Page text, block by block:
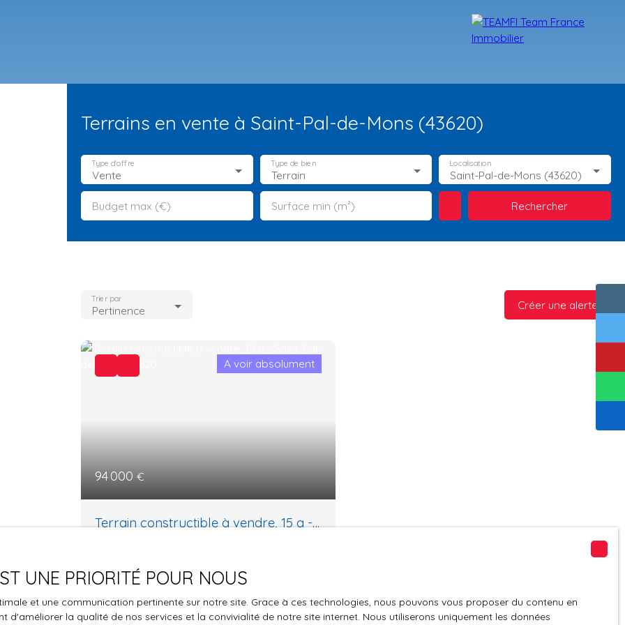
ESTIMATION VENDRE LA TEAM RECRUTEMENT TÉMOIGNAGES NOS FORMATIONS BLOG CONTACT
Terrains en vente à Saint-Pal-de-Mons (43620)
Vente
Type d'offre
Terrain
Type de bien
Saint-Pal-de-Mons (43620)
Localisation
Budget max (€) Surface min (m²) Rechercher
Pertinence
Trier par Créer une alerte
94 000 €
A voir absolument
Terrain constructible à vendre, 15 a -
Terrain Constructible Exceptionnel de 1500
CONSTRUCTEUR!! Au calme, imaginez votre
futur havre de paix sur ce terrain
UNE PRIORITÉ POUR NOUS
et une communication pertinente sur notre site. Grace à ces technologies, nous pouvons vous proposer du contenu en
la qualité de nos services et la convivialité de notre site internet. Nous utiliserons uniquement les données